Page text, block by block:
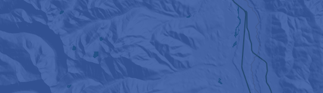
GUÍA DE INSTALACIÓN
FAQ
CONTACTE CON NOSOTROS